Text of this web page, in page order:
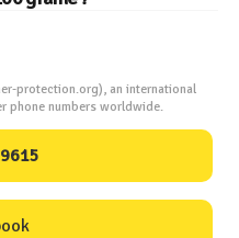
protection.org), an international
phone numbers worldwide.